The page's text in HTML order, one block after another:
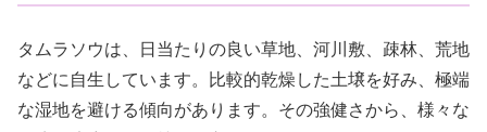
タムラソウは、日当たりの良い草地、河川敷、疎林、荒地
などに自生しています。比較的乾燥した土壌を好み、極端
な湿地を避ける傾向があります。その強健さから、様々な